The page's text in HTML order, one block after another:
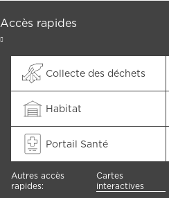
Accès rapides
Collecte des déchets
Habitat
Portail Santé
Autres accès
rapides:
Cartes
interactives